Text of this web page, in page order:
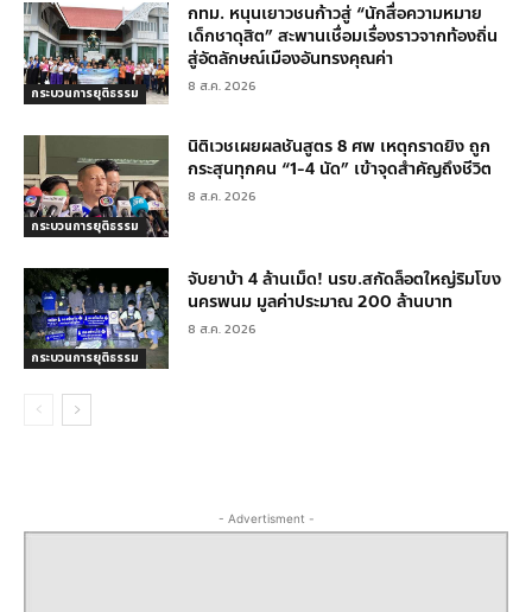
กระบวนการยุติธรรม
กทม. หนุนเยาวชนก้าวสู่ “นักสื่อความหมาย
เด็กชาดุสิต” สะพานเชื่อมเรื่องราวจากท้องถิ่น
สู่อัตลักษณ์เมืองอันทรงคุณค่า
8 ส.ค. 2026
กระบวนการยุติธรรม
นิติเวชเผยผลชันสูตร 8 ศพ เหตุกราดยิง ถูก
กระสุนทุกคน “1-4 นัด” เข้าจุดสำคัญถึงชีวิต
8 ส.ค. 2026
กระบวนการยุติธรรม
จับยาบ้า 4 ล้านเม็ด! นรข.สกัดล็อตใหญ่ริมโขง
นครพนม มูลค่าประมาณ 200 ล้านบาท
8 ส.ค. 2026
- Advertisment -